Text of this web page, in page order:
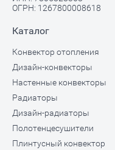
ОГРН: 1267800008618
Каталог
Конвектор отопления
Дизайн-конвекторы
Настенные конвекторы
Радиаторы
Дизайн-радиаторы
Полотенцесушители
Плинтусный конвектор